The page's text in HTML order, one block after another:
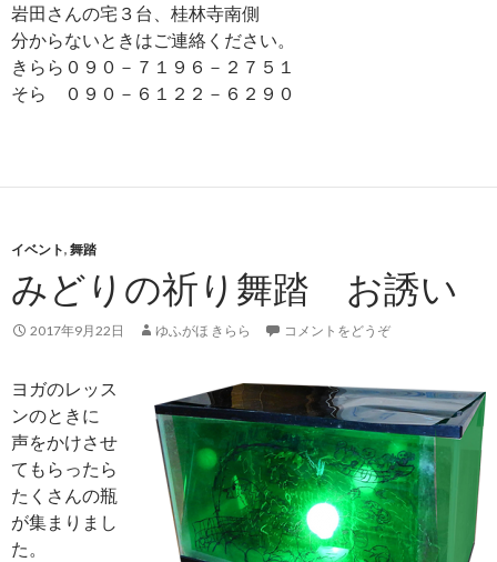
岩田さんの宅３台、桂林寺南側
分からないときはご連絡ください。
きらら０９０－７１９６－２７５１
そら ０９０－６１２２－６２９０
イベント, 舞踏
みどりの祈り舞踏 お誘い
2017年9月22日 ゆふがほ きらら コメントをどうぞ
ヨガのレッス
ンのときに
声をかけさせ
てもらったら
たくさんの瓶
が集まりまし
た。